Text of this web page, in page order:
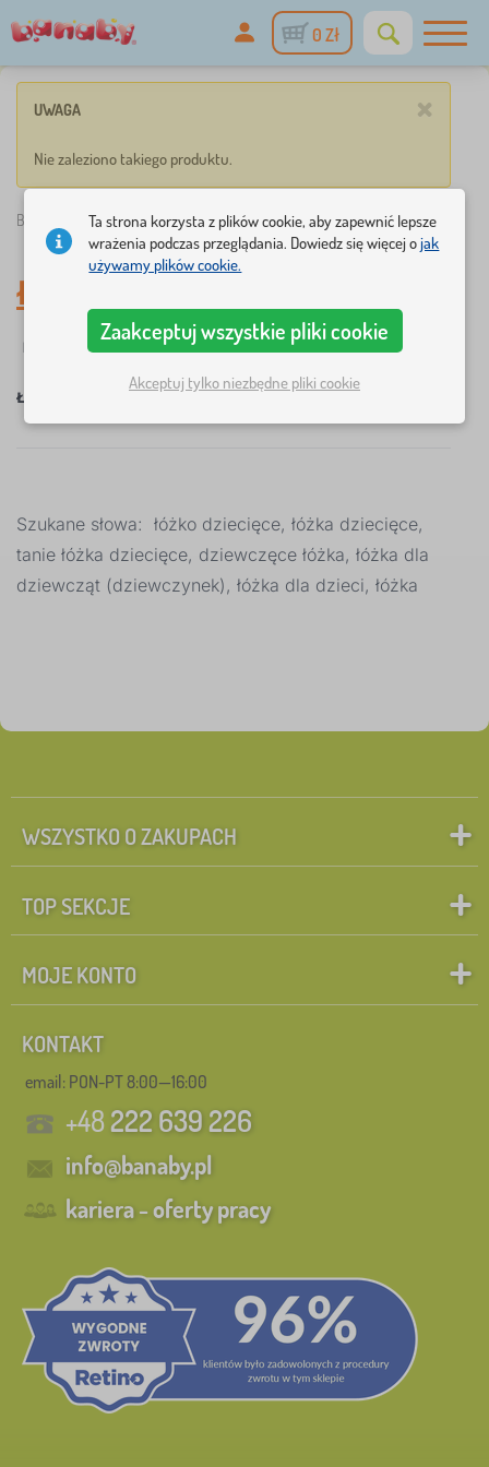
0 Zł
×
UWAGA
Nie zaleziono takiego produktu.
Banaby.pl »Łóżka dla dzieci
Łóżka dla dzieci
Filtry nowość Dodatkowe cechy łóżka Dostępność
Dodatkowe cechy łóżka
1
piętrowe
19
z domkiem
17
>
Szukaj w filtrze
Dostępność
Podkategorie
Marki
Usuń FILTRACJA
Łóżka dla dzieci×rosnące łóżko× USUŃ×
Szukane słowa: łóżko dziecięce, łóżka dziecięce,
tanie łóżka dziecięce, dziewczęce łóżka, łóżka dla
dziewcząt (dziewczynek), łóżka dla dzieci, łóżka
WSZYSTKO O ZAKUPACH
TOP SEKCJE
MOJE KONTO
KONTAKT
email: PON-PT 8:00—16:00
+48222 639 226
info@banaby.pl
kariera - oferty pracy
Ta strona korzysta z plików cookie, aby zapewnić lepsze
wrażenia podczas przeglądania. Dowiedz się więcej ojak
używamy plików cookie.
Zaakceptuj wszystkie pliki cookie
Akceptuj tylko niezbędne pliki cookie